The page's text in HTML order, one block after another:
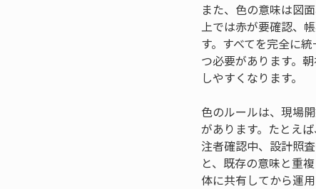
また、色の意味は図
上では赤が要確認、
す。すべてを完全に
つ必要があります。
しやすくなります。
色のルールは、現場
があります。たとえ
注者確認中、設計照
と、既存の意味と重
体に共有してから運